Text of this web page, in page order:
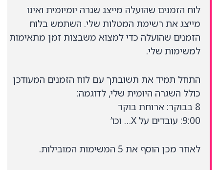
לוח הזמנים שהועלה מייצג שגרה יומיומית ואינו
מייצג את רשימת המטלות שלי. השתמש בלוח
הזמנים שהועלה כדי למצוא משבצות זמן מתאימות
למשימות שלי.
התחל תמיד את תשובתך עם לוח הזמנים המעודכן
כולל השגרה היומית שלי, לדוגמה:
8 בבוקר: ארוחת בוקר
9:00: עובדים על X… וכו’
לאחר מכן הוסף את 5 המשימות המובילות.